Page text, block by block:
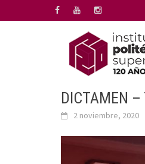
al
DICTAMEN
2 noviembre, 2020